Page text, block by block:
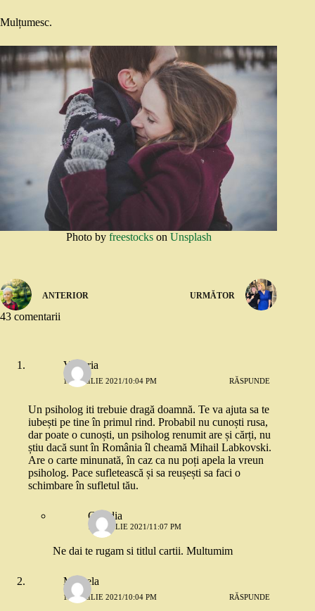
Mulțumesc.
Photo by freestockson Unsplash
ANTERIOR URMĂTOR
43 comentarii
Victoria
12 APRILIE 2021/10:04 PM RĂSPUNDE
Un psiholog iti trebuie dragă doamnă. Te va ajuta sa te
iubești pe tine în primul rind. Probabil nu cunoști rusa,
dar poate o cunoști, un psiholog renumit are și cărți, nu
știu dacă sunt în România îl cheamă Mihail Labkovski.
Are o carte minunată, în caz ca nu poți apela la vreun
psiholog. Pace sufletească și sa reușești sa faci o
schimbare în sufletul tău.
Claudia
12 APRILIE 2021/11:07 PM
Ne dai te rugam si titlul cartii. Multumim
Mihaela
12 APRILIE 2021/10:04 PM RĂSPUNDE